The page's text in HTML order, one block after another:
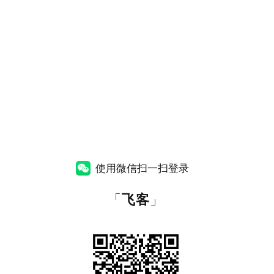
使用微信扫一扫登录
「飞客 」